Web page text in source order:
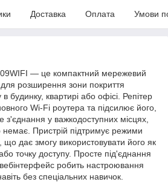
Доставка Оплата Умови
— це компактний мережевий
розширення зони покриття
будинку, квартирі або офісі. Репітер
Wi-Fi роутера та підсилює його,
з'єднання у важкодоступних місцях,
Пристрій підтримує режими
дає змогу використовувати його як
точку доступу. Просте під'єднання
робить настроювання
без спеціальних навичок.